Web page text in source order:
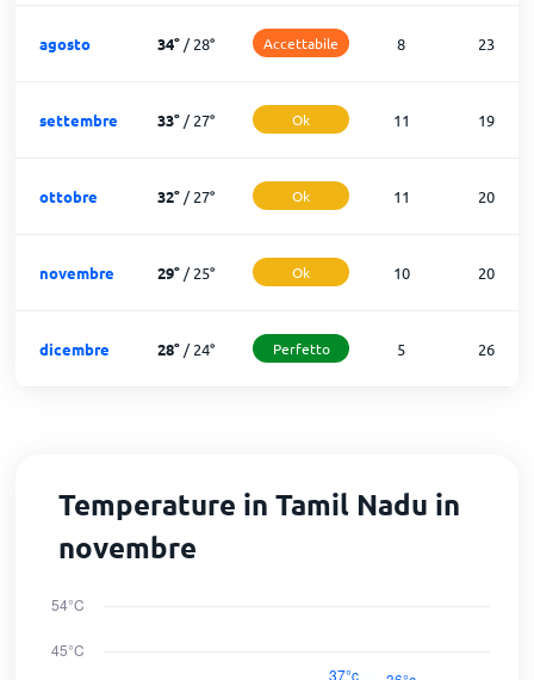
agosto 34°/28° Accettabile 8 23
settembre 33°/27° Ok 11 19
ottobre 32°/27° Ok 11 20
novembre 29°/25° Ok 10 20
dicembre 28°/24° Perfetto 5 26
Temperature in Tamil Nadu in
novembre